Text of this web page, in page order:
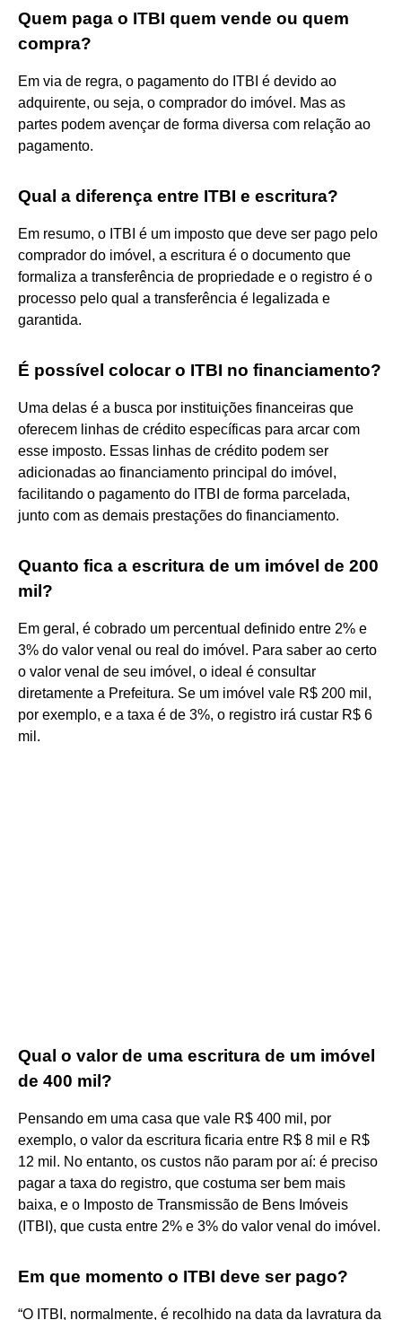
Quem paga o ITBI quem vende ou quem
compra?
Em via de regra, o pagamento do ITBI é devido ao
adquirente, ou seja, o comprador do imóvel. Mas as
partes podem avençar de forma diversa com relação ao
pagamento.
Qual a diferença entre ITBI e escritura?
Em resumo, o ITBI é um imposto que deve ser pago pelo
comprador do imóvel, a escritura é o documento que
formaliza a transferência de propriedade e o registro é o
processo pelo qual a transferência é legalizada e
garantida.
É possível colocar o ITBI no financiamento?
Uma delas é a busca por instituições financeiras que
oferecem linhas de crédito específicas para arcar com
esse imposto. Essas linhas de crédito podem ser
adicionadas ao financiamento principal do imóvel,
facilitando o pagamento do ITBI de forma parcelada,
junto com as demais prestações do financiamento.
Quanto fica a escritura de um imóvel de 200
mil?
Em geral, é cobrado um percentual definido entre 2% e
3% do valor venal ou real do imóvel. Para saber ao certo
o valor venal de seu imóvel, o ideal é consultar
diretamente a Prefeitura. Se um imóvel vale R$ 200 mil,
por exemplo, e a taxa é de 3%, o registro irá custar R$ 6
mil.
Qual o valor de uma escritura de um imóvel
de 400 mil?
Pensando em uma casa que vale R$ 400 mil, por
exemplo, o valor da escritura ficaria entre R$ 8 mil e R$
12 mil. No entanto, os custos não param por aí: é preciso
pagar a taxa do registro, que costuma ser bem mais
baixa, e o Imposto de Transmissão de Bens Imóveis
(ITBI), que custa entre 2% e 3% do valor venal do imóvel.
Em que momento o ITBI deve ser pago?
“O ITBI, normalmente, é recolhido na data da lavratura da